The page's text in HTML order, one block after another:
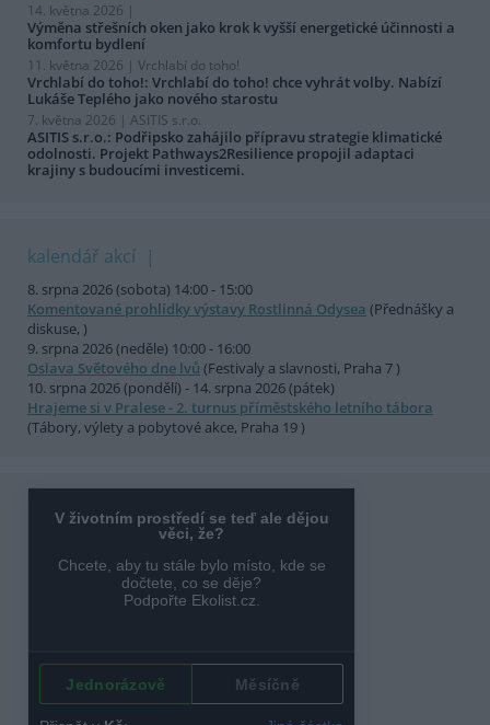
14. května 2026 |
Výměna střešních oken jako krok k vyšší energetické účinnosti a
komfortu bydlení
11. května 2026 | Vrchlabí do toho!
Vrchlabí do toho!: Vrchlabí do toho! chce vyhrát volby. Nabízí
Lukáše Teplého jako nového starostu
7. května 2026 | ASITIS s.r.o.
ASITIS s.r.o.: Podřipsko zahájilo přípravu strategie klimatické
odolnosti. Projekt Pathways2Resilience propojil adaptaci
krajiny s budoucími investicemi.
kalendář akcí
8. srpna 2026 (sobota) 14:00 - 15:00
Komentované prohlídky výstavy Rostlinná Odysea (Přednášky a
diskuse, )
9. srpna 2026 (neděle) 10:00 - 16:00
Oslava Světového dne lvů (Festivaly a slavnosti, Praha 7 )
10. srpna 2026 (pondělí) - 14. srpna 2026 (pátek)
Hrajeme si v Pralese - 2. turnus příměstského letního tábora
(Tábory, výlety a pobytové akce, Praha 19 )